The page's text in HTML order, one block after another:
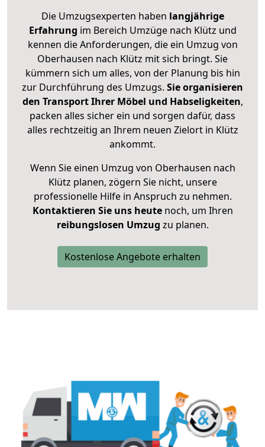
Die Umzugsexperten haben langjährige
Erfahrung im Bereich Umzüge nach Klütz und
kennen die Anforderungen, die ein Umzug von
Oberhausen nach Klütz mit sich bringt. Sie
kümmern sich um alles, von der Planung bis hin
zur Durchführung des Umzugs. Sie organisieren
den Transport Ihrer Möbel und Habseligkeiten,
packen alles sicher ein und sorgen dafür, dass
alles rechtzeitig an Ihrem neuen Zielort in Klütz
ankommt.
Wenn Sie einen Umzug von Oberhausen nach
Klütz planen, zögern Sie nicht, unsere
professionelle Hilfe in Anspruch zu nehmen.
Kontaktieren Sie uns heutenoch, um Ihren
reibungslosen Umzug zu planen.
Kostenlose Angebote erhalten